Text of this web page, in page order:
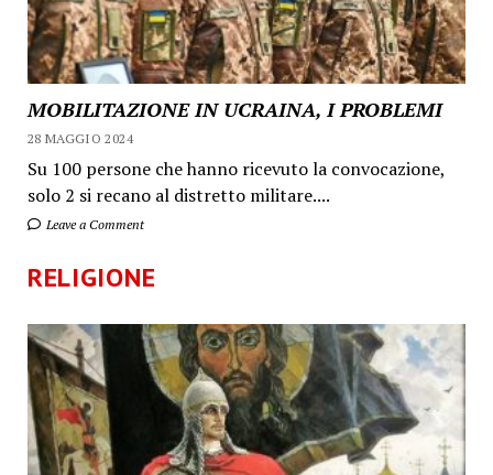
MOBILITAZIONE IN UCRAINA, I PROBLEMI
28 MAGGIO 2024
Su 100 persone che hanno ricevuto la convocazione,
solo 2 si recano al distretto militare....
Leave a Comment
RELIGIONE